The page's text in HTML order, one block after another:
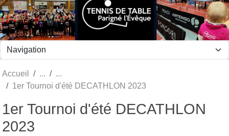
Accueil
1er Tournoi d'été DECATHLON 2023
1er Tournoi d'été DECATHLON
2023
Panneau de gestion des cookies